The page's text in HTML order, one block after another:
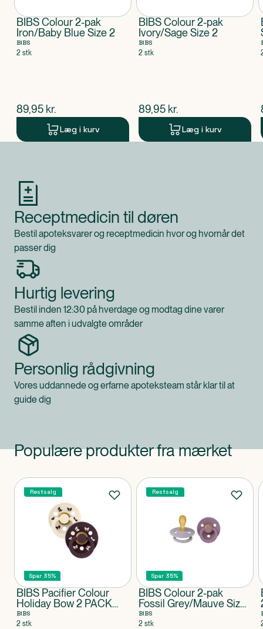
BIBS Colour 2-pak
Iron/Baby Blue Size 2
BIBS
2 stk
$nuværende pris
89,95 kr.
Læg i kurv
BIBS Colour 2-pak
Ivory/Sage Size 2
BIBS
2 stk
$nuværende pris
89,95 kr.
Læg i kurv
Receptmedicin til døren
Bestil apoteksvarer og receptmedicin hvor og hvornår det
passer dig
Hurtig levering
Bestil inden 12:30 på hverdage og modtag dine varer
samme aften i udvalgte områder
Personlig rådgivning
Vores uddannede og erfarne apoteksteam står klar til at
guide dig
Populære produkter fra mærket
Produkter
Restsalg
Spar 35%
BIBS Pacifier Colour
Holiday Bow 2 PACK
Latex Size 2 Ivory/Plum
BIBS
2 stk
Restsalg
Spar 35%
BIBS Colour 2-pak
Fossil Grey/Mauve Size
2
BIBS
2 stk